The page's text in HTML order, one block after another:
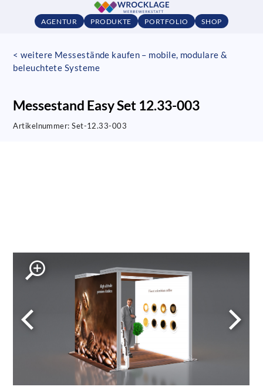
AGENTUR PRODUKTE PORTFOLIO SHOP
< weitere Messestände kaufen – mobile, modulare &
beleuchtete Systeme
Messestand Easy Set 12.33-003
Artikelnummer:Set-12.33-003